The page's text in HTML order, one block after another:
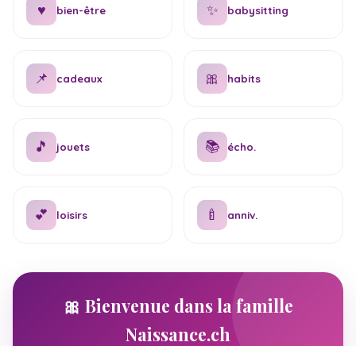
♥ bien-être ✨ babysitting
📌 cadeaux 🎀 habits
🎵 jouets 📚 écho.
💕 loisirs 🍼 anniv.
🎀 Bienvenue dans la famille
Naissance.ch